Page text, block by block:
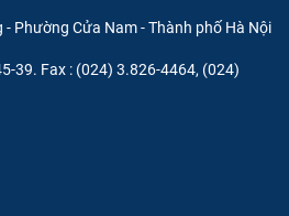
- Phường Cửa Nam - Thành phố Hà Nội
39. Fax : (024) 3.826-4464, (024)